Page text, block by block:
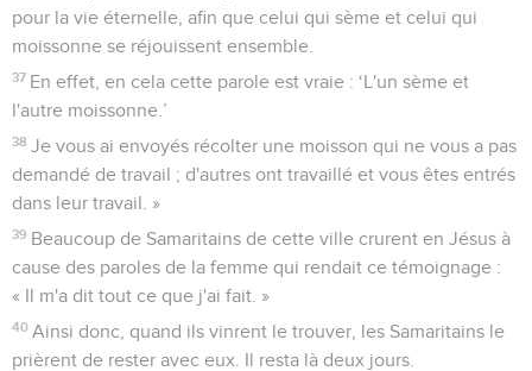
pour la vie éternelle, afin que celui qui sème et celui qui
moissonne se réjouissent ensemble.
37 En effet, en cela cette parole est vraie : ‘L'un sème et
l'autre moissonne.’
38 Je vous ai envoyés récolter une moisson qui ne vous a pas
demandé de travail ; d'autres ont travaillé et vous êtes entrés
dans leur travail. »
39 Beaucoup de Samaritains de cette ville crurent en Jésus à
cause des paroles de la femme qui rendait ce témoignage :
« Il m'a dit tout ce que j'ai fait. »
40 Ainsi donc, quand ils vinrent le trouver, les Samaritains le
prièrent de rester avec eux. Il resta là deux jours.